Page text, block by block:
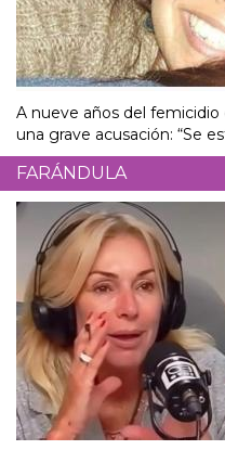
A nueve años del
una grave acusación: “Se
FARÁNDULA